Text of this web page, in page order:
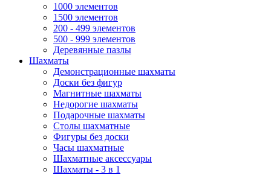
1000 элементов
1500 элементов
200 - 499 элементов
500 - 999 элементов
Деревянные пазлы
Шахматы
Демонстрационные шахматы
Доски без фигур
Магнитные шахматы
Недорогие шахматы
Подарочные шахматы
Столы шахматные
Фигуры без доски
Часы шахматные
Шахматные аксессуары
Шахматы - 3 в 1